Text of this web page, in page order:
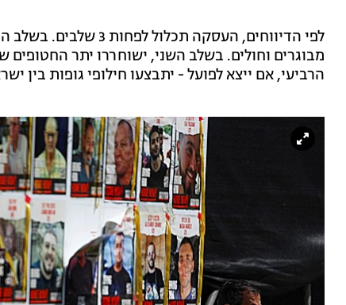
מבוגרים וחולים. בשלב השני, ישוחררו יתר החטופים
הרביעי, אם ייצא לפועל - יתבצעו חילופי גופות בין